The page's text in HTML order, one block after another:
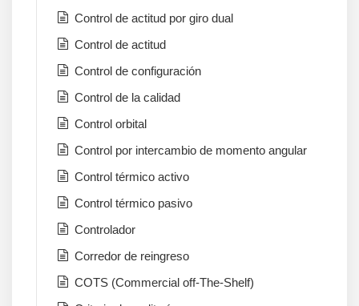
Control de actitud por giro dual
Control de actitud
Control de configuración
Control de la calidad
Control orbital
Control por intercambio de momento angular
Control térmico activo
Control térmico pasivo
Controlador
Corredor de reingreso
COTS (Commercial off-The-Shelf)